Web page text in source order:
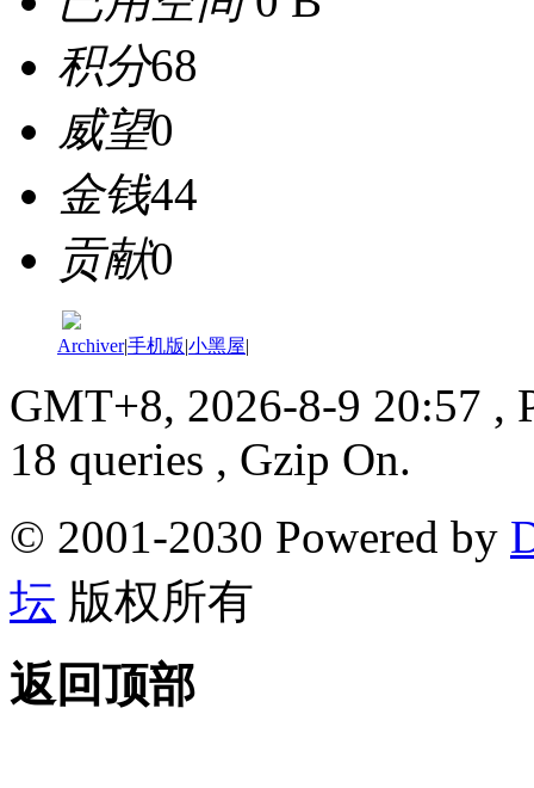
积分68
威望0
金钱44
贡献0
Archiver|手机版|小黑屋|
GMT+8, 2026-8-9 20:57 ,
18 queries , Gzip On.
© 2001-2030 Powered by
坛 版权所有
返回顶部